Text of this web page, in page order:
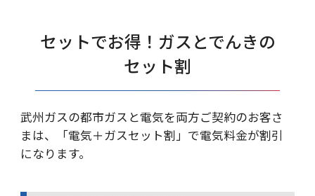
セットでお得！ガスとでんきの
セット割
武州ガスの都市ガスと電気を両方ご契約のお客さ
まは、「電気＋ガスセット割」で電気料金が割引
になります。